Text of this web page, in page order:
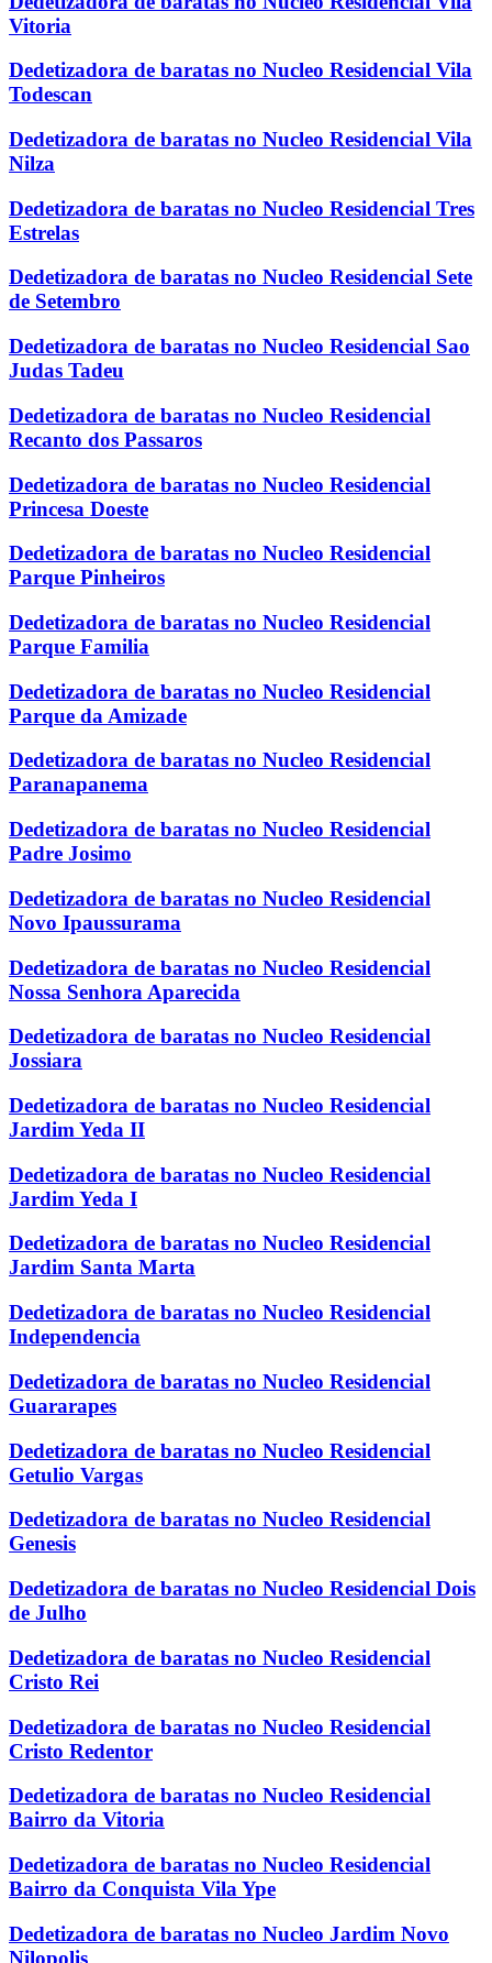
Vitoria
Dedetizadora de baratas no Nucleo Residencial Vila
Todescan
Dedetizadora de baratas no Nucleo Residencial Vila
Nilza
Dedetizadora de baratas no Nucleo Residencial Tres
Estrelas
Dedetizadora de baratas no Nucleo Residencial Sete
de Setembro
Dedetizadora de baratas no Nucleo Residencial Sao
Judas Tadeu
Dedetizadora de baratas no Nucleo Residencial
Recanto dos Passaros
Dedetizadora de baratas no Nucleo Residencial
Princesa Doeste
Dedetizadora de baratas no Nucleo Residencial
Parque Pinheiros
Dedetizadora de baratas no Nucleo Residencial
Parque Familia
Dedetizadora de baratas no Nucleo Residencial
Parque da Amizade
Dedetizadora de baratas no Nucleo Residencial
Paranapanema
Dedetizadora de baratas no Nucleo Residencial
Padre Josimo
Dedetizadora de baratas no Nucleo Residencial
Novo Ipaussurama
Dedetizadora de baratas no Nucleo Residencial
Nossa Senhora Aparecida
Dedetizadora de baratas no Nucleo Residencial
Jossiara
Dedetizadora de baratas no Nucleo Residencial
Jardim Yeda II
Dedetizadora de baratas no Nucleo Residencial
Jardim Yeda I
Dedetizadora de baratas no Nucleo Residencial
Jardim Santa Marta
Dedetizadora de baratas no Nucleo Residencial
Independencia
Dedetizadora de baratas no Nucleo Residencial
Guararapes
Dedetizadora de baratas no Nucleo Residencial
Getulio Vargas
Dedetizadora de baratas no Nucleo Residencial
Genesis
Dedetizadora de baratas no Nucleo Residencial Dois
de Julho
Dedetizadora de baratas no Nucleo Residencial
Cristo Rei
Dedetizadora de baratas no Nucleo Residencial
Cristo Redentor
Dedetizadora de baratas no Nucleo Residencial
Bairro da Vitoria
Dedetizadora de baratas no Nucleo Residencial
Bairro da Conquista Vila Ype
Dedetizadora de baratas no Nucleo Jardim Novo
Nilopolis